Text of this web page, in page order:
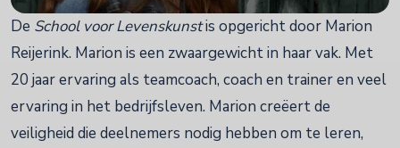
De School voor Levenskunstis opgericht door Marion
Reijerink. Marion is een zwaargewicht in haar vak. Met
20 jaar ervaring als teamcoach, coach en trainer en veel
ervaring in het bedrijfsleven. Marion creëert de
veiligheid die deelnemers nodig hebben om te leren,